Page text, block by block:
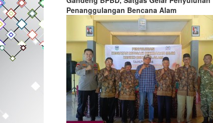
Penanggulangan Bencana Alam